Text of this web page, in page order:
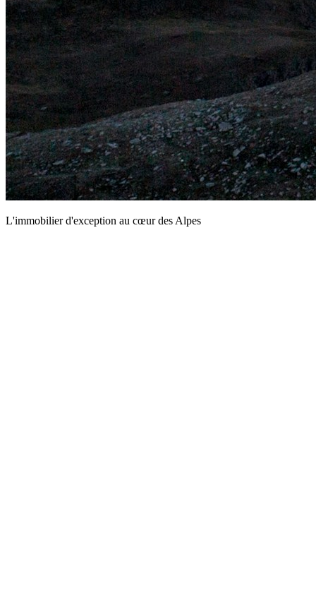
L'immobilier d'exception au cœur des Alpes